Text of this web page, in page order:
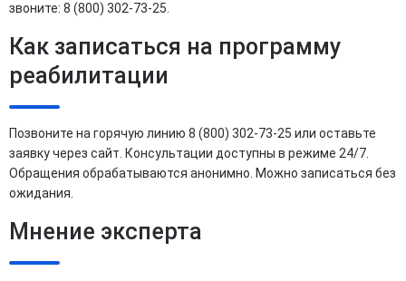
звоните: 8 (800) 302-73-25.
Как записаться на программу
реабилитации
Позвоните на горячую линию 8 (800) 302-73-25 или оставьте
заявку через сайт. Консультации доступны в режиме 24/7.
Обращения обрабатываются анонимно. Можно записаться без
ожидания.
Мнение эксперта